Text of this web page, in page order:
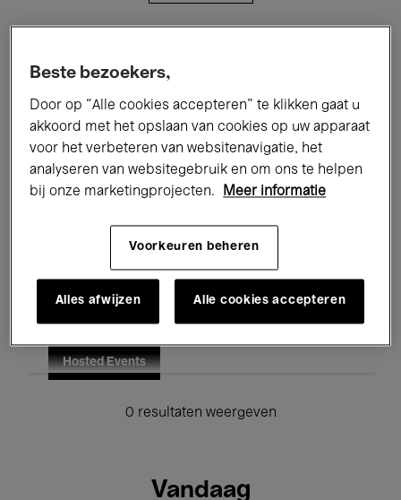
Performances Lezingen & Debatten
Jazz Klassieke Muziek Global Music
Voor iedereen Kids’ Palace
Onderwijs Rondleidingen
Hosted Events
0 resultaten weergeven
Vandaag
Beste bezoekers,
Door op “Alle cookies accepteren” te klikken gaat u
akkoord met het opslaan van cookies op uw apparaat
voor het verbeteren van websitenavigatie, het
analyseren van websitegebruik en om ons te helpen
bij onze marketingprojecten.
Meer informatie
Voorkeuren beheren
Alles afwijzen Alle cookies accepteren